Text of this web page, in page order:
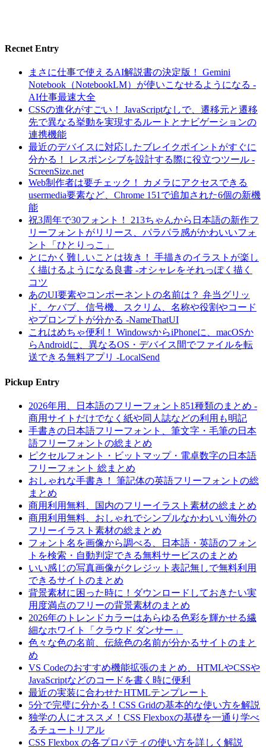
Recnet Entry
まさに仕事で使えるAI解説書の決定版！ Gemini
Notebook（NotebookLM）が使いこなせるようになる -
AI仕事最速大全
CSSの進化がすごい！ JavaScriptなしで、遷移元と遷移
先で異なる挙動を実現するルートとナビゲーションの
連携機能
最近のデバイスに対応したブレイクポイントがすぐに
分かる！ レスポンシブを設計する際に役立つツール -
ScreenSize.net
Web制作者は要チェック！ カメラにアクセスできる
usermedia要素など、Chrome 151で追加された6個の新機
能
祝3周年で30フォント！ 213ちゃんから日本語の新作フ
リーフォントがリリース、パラパラ感がかわいいフォ
ント「ひとりっこ」
とにかく難しいことは抜き！ 手描きのイラストが楽し
く描けるようになる良書 -オシャレをそれっぽく描く
コツ
あのUI要素やコンポーネントの名前は？ 弁当グリッ
ド、ケバブ、信号機、スクリム、名称や役割やコード
やプロンプトが分かる -NameThatUI
これはめちゃ便利！ WindowsからiPhoneに、macOSか
らAndroidに、異なるOS・デバイス間でファイルを転
送できる無料アプリ -LocalSend
Pickup Entry
2026年用、日本語のフリーフォント851種類のまとめ -
商用サイトだけでなく紙や同人誌などの利用も明記
手書きの日本語フリーフォント、筆文字・毛筆の日本
語フリーフォントの総まとめ
ピクセルフォント・ビットマップ・電卓数字の日本語
フリーフォント 総まとめ
おしゃれな手書き！ 筆記体の英語フリーフォントの総
まとめ
商用利用無料、国内のフリーイラスト素材の総まとめ
商用利用無料、おしゃれでシンプルなかわいい海外の
フリーイラスト素材の総まとめ
フォント名を画像から調べる、日本語・英語のフォン
トを検索・自動判定できる無料サービスのまとめ
いい感じの写真画像がクレジット表記無しで無料利用
できるサイトのまとめ
背景素材に困った時に！ダウンロードしておきたい実
用度満点のフリーの背景素材のまとめ
2026年のトレンドカラーはあらゆる色彩を輝かせる繊
細なホワイト「クラウド ダンサー」
色々な色の名前、伝統色の名前が分かるサイトのまと
め
VS Codeのおすすめ機能拡張のまとめ、HTMLやCSSや
JavaScriptなどのコードを書く時に便利
最近の実装に合わせたHTMLテンプレート
5分で完璧に分かる！CSS Gridの基本的な使い方を解説
独学の人にオススメ！CSS Flexboxの基礎を一通り学べ
るチュートリアル
CSS Flexbox の各プロパティの使い方を詳しく解説